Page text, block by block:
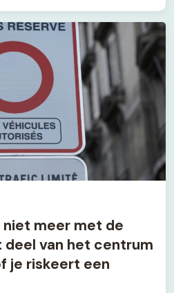
niet meer met de
deel van het centrum
je riskeert een